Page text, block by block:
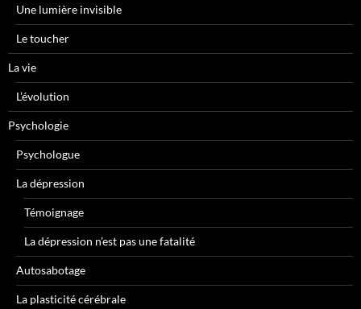
Une lumière invisible
Le toucher
La vie
L’évolution
Psychologie
Psychologue
La dépression
Témoignage
La dépression n’est pas une fatalité
Autosabotage
La plasticité cérébrale